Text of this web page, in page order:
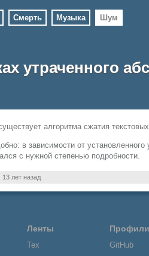
Смерть Музыка Шум
утраченного
алгоритма сжатия
в зависимости от установленного
с нужной степенью подробности.
лет назад
Ленты
Тех
Профили
GitHub